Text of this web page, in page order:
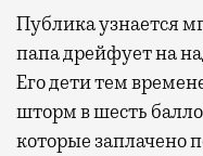
Публика узнается
папа дрейфует на
Его дети тем
шторм в шесть
которые заплачено